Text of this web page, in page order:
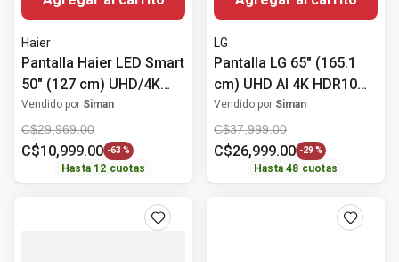
Haier
Pantalla Haier LED Smart
50" (127 cm) UHD/4K
/H50K6UG
Vendido por Siman
C$29,969.00
C$10,999.00 -63 %
Hasta 12 cuotas
LG
Pantalla LG 65" (165.1
cm) UHD AI 4K HDR10
Pro 65UA8000PSB
Vendido por Siman
C$37,999.00
C$26,999.00 -29 %
Hasta48 cuotas